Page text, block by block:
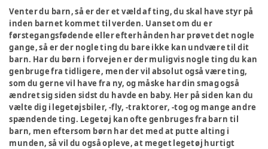
Venter du barn, så er der et væld af ting, du skal have styr på
inden barnet kommet til verden. Uanset om du er
førstegangsfødende eller efterhånden har prøvet det nogle
gange, så er der nogle ting du bare ikke kan undvære til dit
barn. Har du børn i forvejen er der muligvis nogle ting du kan
genbruge fra tidligere, men der vil absolut også være ting,
som du gerne vil have fra ny, og måske har din smag også
ændret sig siden sidst du havde en baby. Her på siden kan du
vælte dig i legetøjsbiler, -fly, -traktorer, -tog og mange andre
spændende ting. Legetøj kan ofte genbruges fra barn til
barn, men eftersom børn har det med at putte alting i
munden, så vil du også opleve, at meget legetøj hurtigt